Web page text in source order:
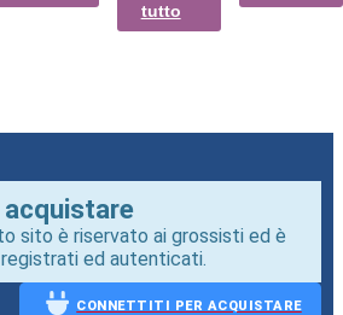
tutto
acquistare
sito è riservato ai grossisti ed è
ed autenticati.
CONNETTITI PER ACQUISTARE